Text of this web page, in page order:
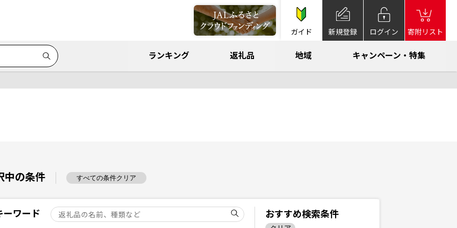
ガイド 新規登録 ログイン 寄附リスト
ランキング 返礼品 地域 キャンペーン・特集
中の条件 すべての条件クリア
ーワード おすすめ検索条件